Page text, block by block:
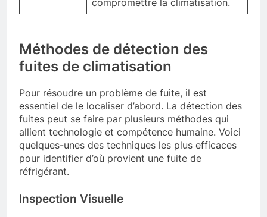
Méthodes de détection des
fuites de climatisation
Pour résoudre un problème de fuite, il est
essentiel de le localiser d’abord. La détection des
fuites peut se faire par plusieurs méthodes qui
allient technologie et compétence humaine. Voici
quelques-unes des techniques les plus efficaces
pour identifier d’où provient une fuite de
réfrigérant.
Inspection Visuelle